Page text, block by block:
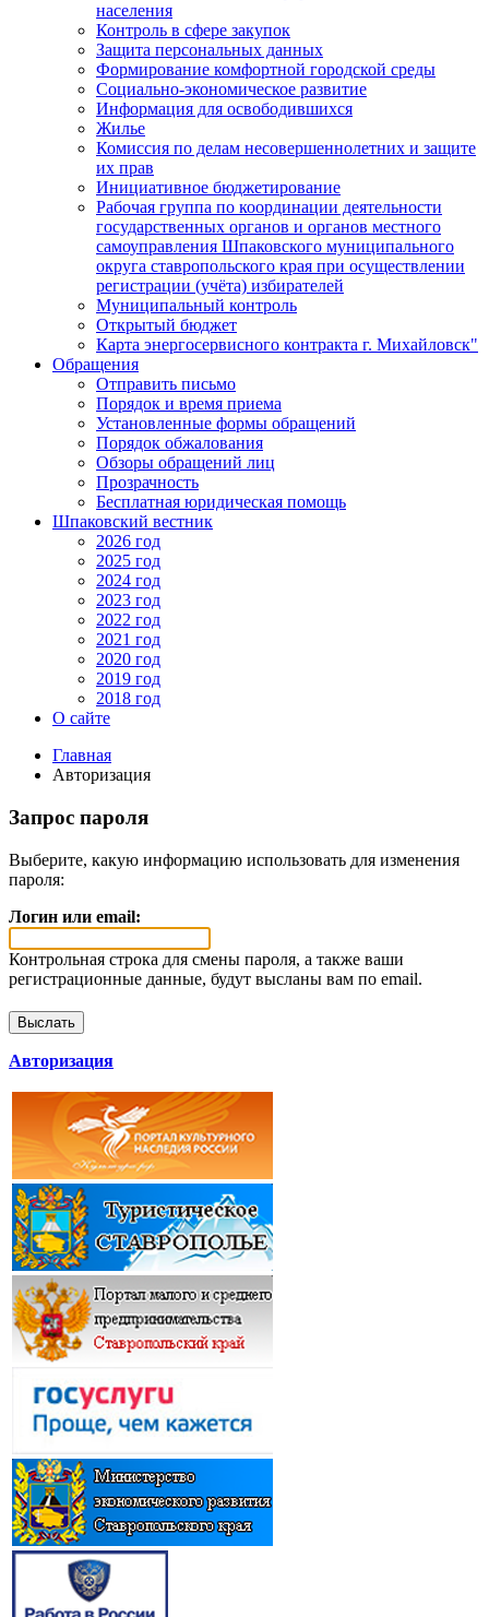
населения
Контроль в сфере закупок
Защита персональных данных
Формирование комфортной городской среды
Социально-экономическое развитие
Информация для освободившихся
Жилье
Комиссия по делам несовершеннолетних и защите
их прав
Инициативное бюджетирование
Рабочая группа по координации деятельности
государственных органов и органов местного
самоуправления Шпаковского муниципального
округа ставропольского края при осуществлении
регистрации (учёта) избирателей
Муниципальный контроль
Открытый бюджет
Карта энергосервисного контракта г. Михайловск"
Обращения
Отправить письмо
Порядок и время приема
Установленные формы обращений
Порядок обжалования
Обзоры обращений лиц
Прозрачность
Бесплатная юридическая помощь
Шпаковский вестник
2026 год
2025 год
2024 год
2023 год
2022 год
2021 год
2020 год
2019 год
2018 год
О сайте
Главная
Авторизация
Запрос пароля
Выберите, какую информацию использовать для изменения
пароля:
Логин или email:
Контрольная строка для смены пароля, а также ваши
регистрационные данные, будут высланы вам по email.
Авторизация